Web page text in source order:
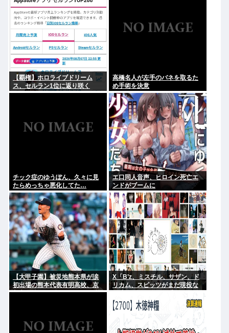
【覇権】ホロライブドリーム
ス、セルラン1位に返り咲く
WIWIWIWIWIWIWIWIWIWIWIWI
高橋名人が左手のバネを取るた
め手術を決意
チック症のゆうぽん、久々に見
たらめっちゃ悪化してた…
エ口同人音声、ヒロイン死亡エ
ンドがブームに
【大甲子園】被災地熊本県が涙
初出場の熊本代表有明高校、京
都立命館に9回裏2アウトから逆
X「B’z、ミスチル、サザン、ド
リカム、スピッツがまだ現役な
にやれてるだろうか？」